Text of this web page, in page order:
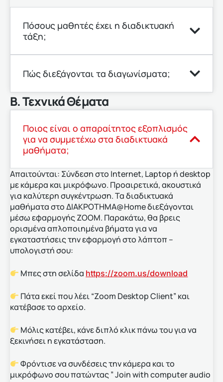
Πόσους μαθητές έχει η διαδικτυακή
τάξη;
Πώς διεξάγονται τα διαγωνίσματα;
Β. Τεχνικά Θέματα
Ποιος είναι ο απαραίτητος εξοπλισμός
για να συμμετέχω στα διαδικτυακά
μαθήματα;
Απαιτούνται: Σύνδεση στο Internet, Laptop ή desktop
με κάμερα και μικρόφωνο. Προαιρετικά, ακουστικά
για καλύτερη συγκέντρωση. Τα διαδικτυακά
μαθήματα στο ΔΙΑΚΡΟΤΗΜΑ@Home διεξάγονται
μέσω εφαρμογής ZOOM. Παρακάτω, θα βρεις
ορισμένα απλοποιημένα βήματα για να
εγκαταστήσεις την εφαρμογή στο λάπτοπ –
υπολογιστή σου:
Μπες στη σελίδα https://zoom.us/download
Πάτα εκεί που λέει “Zoom Desktop Client” και
κατέβασε το αρχείο.
Μόλις κατέβει, κάνε διπλό κλικ πάνω του για να
ξεκινήσει η εγκατάσταση.
Φρόντισε να συνδέσεις την κάμερα και το
μικρόφωνο σου πατώντας ” Join with computer audio